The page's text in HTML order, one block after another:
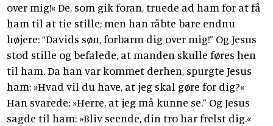
over mig!« De, som gik foran, truede ad ham for at få
ham til at tie stille; men han råbte bare endnu
højere: “Davids søn, forbarm dig over mig!” Og Jesus
stod stille og befalede, at manden skulle føres hen
til ham. Da han var kommet derhen, spurgte Jesus
ham: »Hvad vil du have, at jeg skal gøre for dig?«
Han svarede: »Herre, at jeg må kunne se.” Og Jesus
sagde til ham: »Bliv seende, din tro har frelst dig.«